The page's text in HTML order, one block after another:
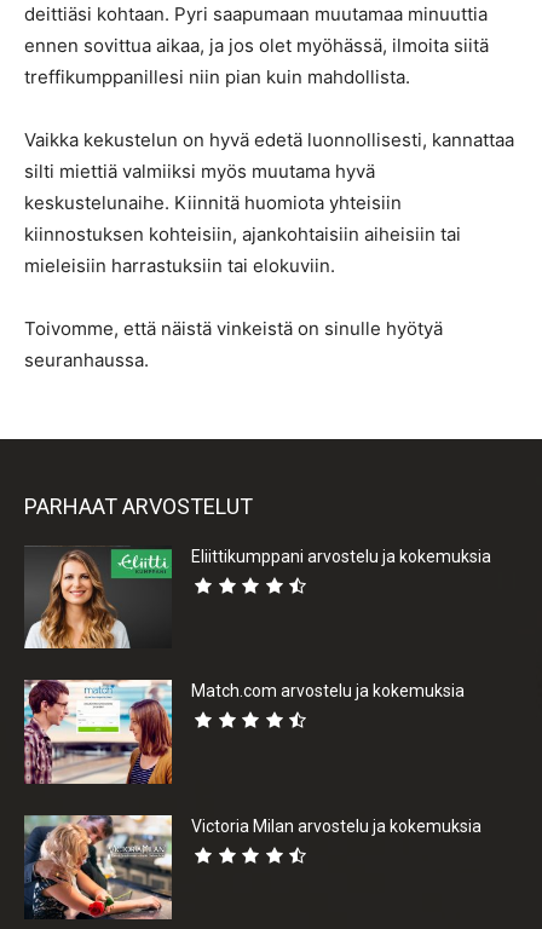
deittiäsi kohtaan. Pyri saapumaan muutamaa minuuttia
ennen sovittua aikaa, ja jos olet myöhässä, ilmoita siitä
treffikumppanillesi niin pian kuin mahdollista.
Vaikka kekustelun on hyvä edetä luonnollisesti, kannattaa
silti miettiä valmiiksi myös muutama hyvä
keskustelunaihe. Kiinnitä huomiota yhteisiin
kiinnostuksen kohteisiin, ajankohtaisiin aiheisiin tai
mieleisiin harrastuksiin tai elokuviin.
Toivomme, että näistä vinkeistä on sinulle hyötyä
seuranhaussa.
PARHAAT ARVOSTELUT
Eliittikumppani arvostelu ja kokemuksia
Match.com arvostelu ja kokemuksia
Victoria Milan arvostelu ja kokemuksia